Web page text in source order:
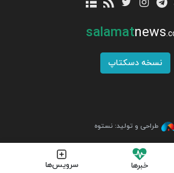
خبرها سرویس‌ها
salamatnews
نسخه دسکتاپ
طراحی و تولید: نستوه